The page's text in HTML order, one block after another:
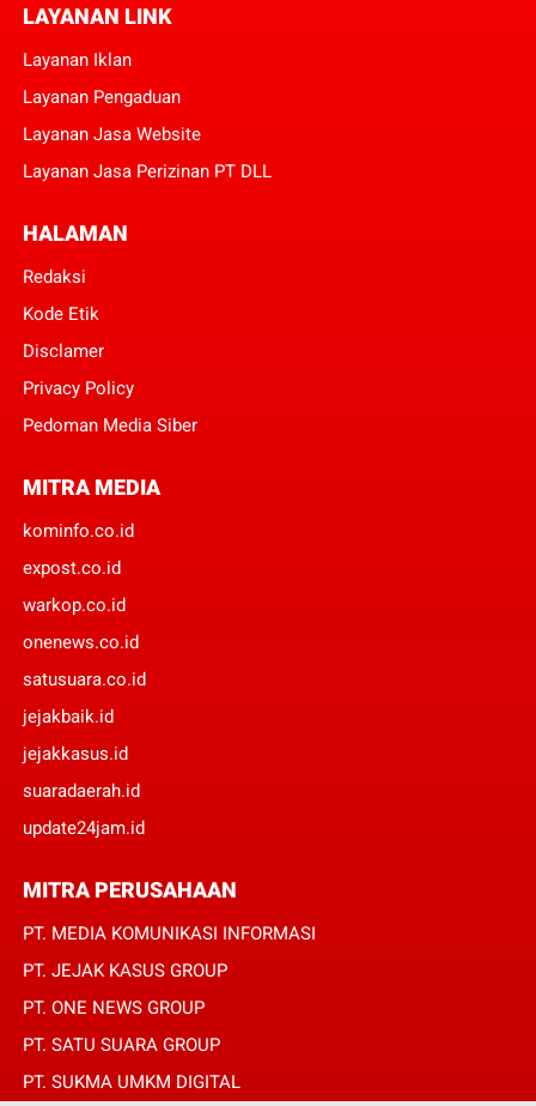
LAYANAN LINK
Layanan Iklan
Layanan Pengaduan
Layanan Jasa Website
Layanan Jasa Perizinan PT DLL
HALAMAN
Redaksi
Kode Etik
Disclamer
Privacy Policy
Pedoman Media Siber
MITRA MEDIA
kominfo.co.id
expost.co.id
warkop.co.id
onenews.co.id
satusuara.co.id
jejakbaik.id
jejakkasus.id
suaradaerah.id
update24jam.id
MITRA PERUSAHAAN
PT. MEDIA KOMUNIKASI INFORMASI
PT. JEJAK KASUS GROUP
PT. ONE NEWS GROUP
PT. SATU SUARA GROUP
PT. SUKMA UMKM DIGITAL